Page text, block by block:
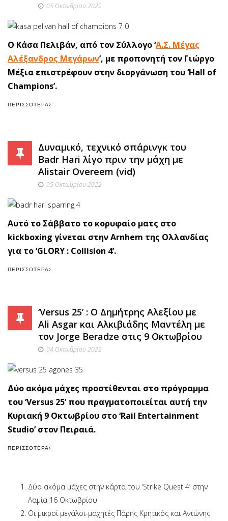
05 Οκτωβρίου 2022
Ο Κάσα Πελιβάν, από τον Σύλλογο ‘Α.Σ. Μέγας
Αλέξανδρος Μεγάρων’, με προπονητή τον Γιώργο
Μέξια επιστρέφουν στην διοργάνωση του ‘Hall of
Champions’.
ΠΕΡΙΣΣΌΤΕΡΑ
Δυναμικό, τεχνικό σπάρινγκ του
Badr Hari λίγο πριν την μάχη με
Alistair Overeem (vid)
05 Οκτωβρίου 2022
Αυτό το Σάββατο το κορυφαίο ματς στο
kickboxing γίνεται στην Arnhem της Ολλανδίας
για το ‘GLORY : Collision 4’.
ΠΕΡΙΣΣΌΤΕΡΑ
‘Versus 25’ : Ο Δημήτρης Αλεξίου με
Ali Asgar και Αλκιβιάδης Μαντέλη με
τον Jorge Beradze στις 9 Οκτωβρίου
04 Οκτωβρίου 2022
Δύο ακόμα μάχες προστίθενται στο πρόγραμμα
του ‘Versus 25’ που πραγματοποιείται αυτή την
Κυριακή 9 Οκτωβρίου στο ‘Rail Entertainment
Studio’ στον Πειραιά.
ΠΕΡΙΣΣΌΤΕΡΑ
Δύο ακόμα μάχες στην κάρτα του ‘Strike Quest 4’ στην
Λαμία 16 Οκτωβρίου
Oι μικροί μεγάλοι-μαχητές Πάρης Κρητικός και Αντώνης